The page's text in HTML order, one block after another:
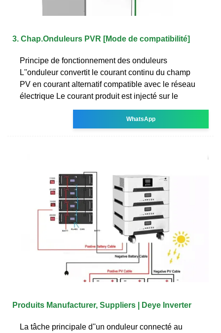
3. Chap.Onduleurs PVR [Mode de compatibilité]
Principe de fonctionnement des onduleurs
L''onduleur convertit le courant continu du champ
PV en courant alternatif compatible avec le réseau
électrique Le courant produit est injecté sur le
WhatsApp
Produits Manufacturer, Suppliers | Deye Inverter
La tâche principale d''un onduleur connecté au